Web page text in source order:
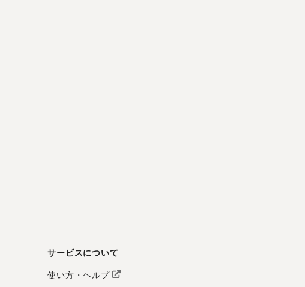
サービスについて
使い方・ヘルプ